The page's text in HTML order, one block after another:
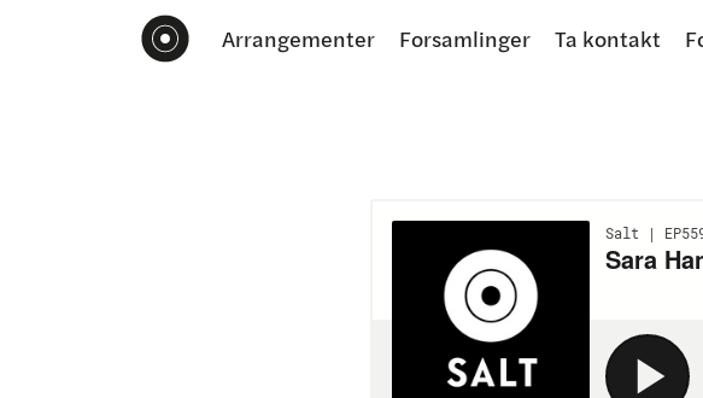
Arrangementer Forsamlinger Ta kontakt